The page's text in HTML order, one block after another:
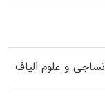
و علوم الیاف